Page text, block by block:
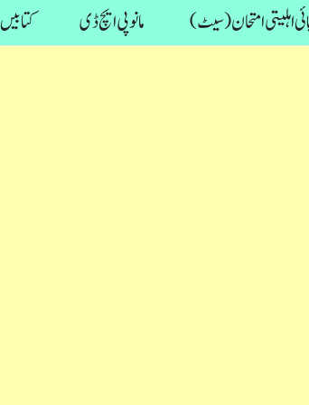
اہلیتی امتحان (سیٹ) مانو پی ایچ ڈی کتابیں